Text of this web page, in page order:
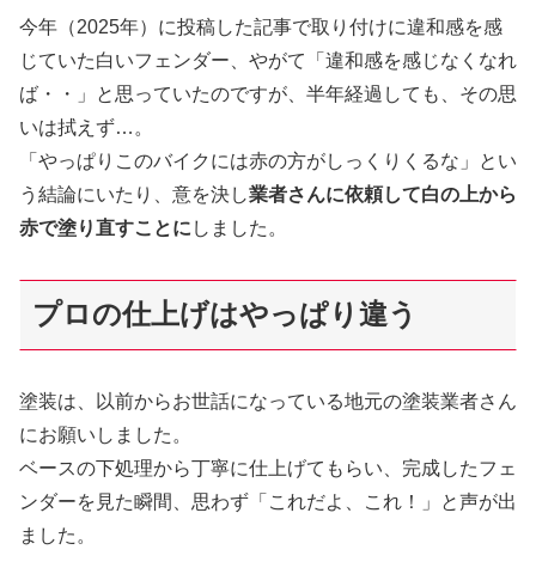
今年（2025年）に投稿した記事で取り付けに違和感を感
じていた白いフェンダー、やがて「違和感を感じなくなれ
ば・・」と思っていたのですが、半年経過しても、その思
いは拭えず…。
「やっぱりこのバイクには赤の方がしっくりくるな」とい
う結論にいたり、意を決し業者さんに依頼して白の上から
赤で塗り直すことに しました。
プロの仕上げはやっぱり違う
塗装は、以前からお世話になっている地元の塗装業者さん
にお願いしました。
ベースの下処理から丁寧に仕上げてもらい、完成したフェ
ンダーを見た瞬間、思わず「これだよ、これ！」と声が出
ました。